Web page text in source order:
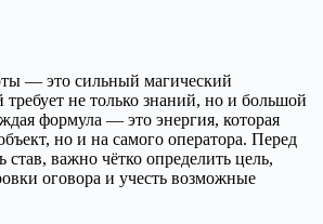
— это сильный магический
не только знаний, но и большой
формула — это энергия, которая
но и на самого оператора. Перед
став, важно чётко определить цель,
оговора и учесть возможные